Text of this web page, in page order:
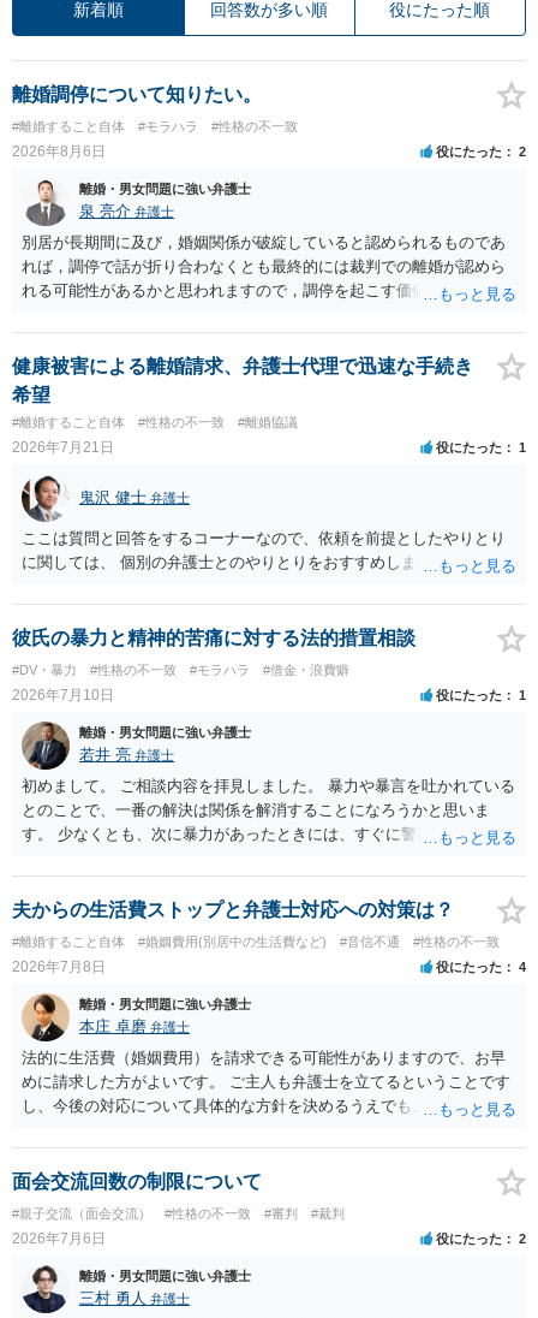
新着順 回答数が多い順 役にたった順
離婚調停について知りたい。
#離婚すること自体 #モラハラ #性格の不一致
2026年8月6日 役にたった 2
離婚・男女問題に強い弁護士
泉 亮介 弁護士
別居が長期間に及び，婚姻関係が破綻していると認められるものであ
れば，調停で話が折り合わなくとも最終的には裁判での離婚が認めら
れる可能性があるかと思われますので，調停を起こす価値はあるよう
は調停が成立するということはないため，相手が合意するメリットを
だしてでも調停で終わらせるよう努めるのか，裁判離婚を見据えて調
停での離婚に固執しないかいずれかの対応は必要となるかと思われま
す。 お一人で対応するのは難しい側面もありますので弁護士を立てる
ことを検討されると良いかと思われます。
健康被害による離婚請求、弁護士代理で迅速な手続き
希望
#離婚すること自体 #性格の不一致 #離婚協議
2026年7月21日 役にたった 1
鬼沢 健士 弁護士
ここは質問と回答をするコーナーなので、依頼を前提としたやりとり
に関しては、 個別の弁護士とのやりとりをおすすめします。
彼氏の暴力と精神的苦痛に対する法的措置相談
#DV・暴力 #性格の不一致 #モラハラ #借金・浪費癖
2026年7月10日 役にたった 1
離婚・男女問題に強い弁護士
若井 亮 弁護士
初めまして。 ご相談内容を拝見しました。 暴力や暴言を吐かれている
とのことで、一番の解決は関係を解消することになろうかと思いま
す。 少なくとも、次に暴力があったときには、すぐに警察に通報する
きますが、法的に拘束するものではなく、突発的な攻撃を防げるもの
ではありません。 ご自身の身の安全を確保することを第一とするよう
夫からの生活費ストップと弁護士対応への対策は？
#離婚すること自体 #婚姻費用(別居中の生活費など) #音信不通 #性格の不一致
2026年7月8日 役にたった 4
離婚・男女問題に強い弁護士
本庄 卓磨 弁護士
法的に生活費（婚姻費用）を請求できる可能性がありますので、お早
めに請求した方がよいです。 ご主人も弁護士を立てるということです
し、今後の対応について具体的な方針を決めるうえでも、まずは弁護
面会交流回数の制限について
#親子交流（面会交流） #性格の不一致 #審判 #裁判
2026年7月6日 役にたった 2
離婚・男女問題に強い弁護士
三村 勇人 弁護士